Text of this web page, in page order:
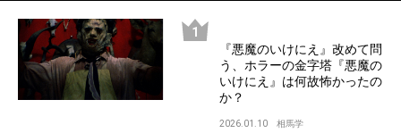
『悪魔のいけにえ』改めて問
う、ホラーの金字塔『悪魔の
いけにえ』は何故怖かったの
か？
2026.01.10 相馬学